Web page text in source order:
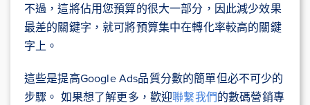
不過，這將佔用您預算的很大一部分，因此減少效果
最差的關鍵字，就可將預算集中在轉化率較高的關鍵
字上。
這些是提高Google Ads品質分數的簡單但必不可少的
步驟。 如果想了解更多，歡迎聯繫我們的數碼營銷專